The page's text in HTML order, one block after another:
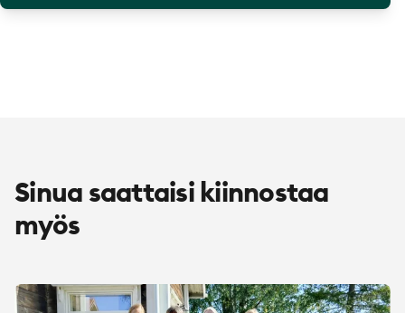
Sinua saattaisi kiinnostaa
myös